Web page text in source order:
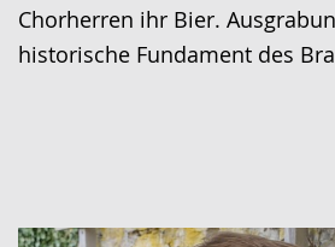
Chorherren ihr Bier.
historische Fundament des